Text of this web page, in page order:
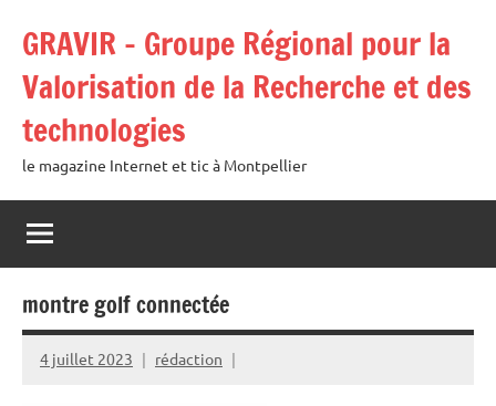
contenu
GRAVIR – Groupe Régional pour la
Valorisation de la Recherche et des
technologies
le magazine Internet et tic à Montpellier
montre golf connectée
4 juillet 2023 rédaction